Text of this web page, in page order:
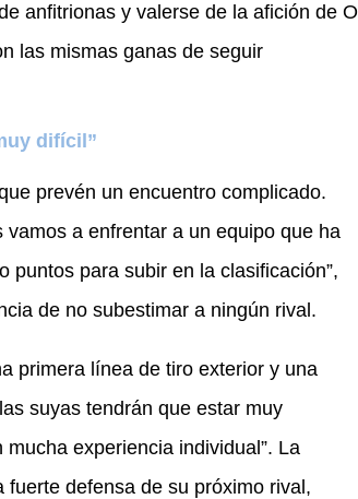
anfitrionas y valerse de la afición de O
las mismas ganas de seguir
difícil”
prevén un encuentro complicado.
a enfrentar a un equipo que ha
puntos para subir en la clasificación”,
de no subestimar a ningún rival.
primera línea de tiro exterior y una
suyas tendrán que estar muy
experiencia individual”. La
defensa de su próximo rival,